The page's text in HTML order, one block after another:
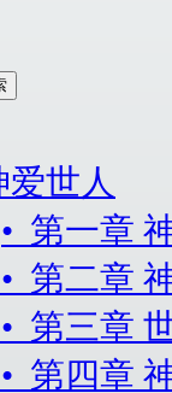
爱世人
• 第一章
• 第二章
• 第三章
• 第四章